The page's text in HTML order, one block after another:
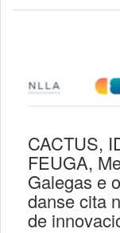
CACTUS,
FEUGA,
Galegas e
danse cita
de